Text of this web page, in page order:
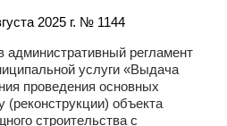
2025 г. № 1144
административный регламент
услуги «Выдача
проведения основных
(реконструкции) объекта
строительства с